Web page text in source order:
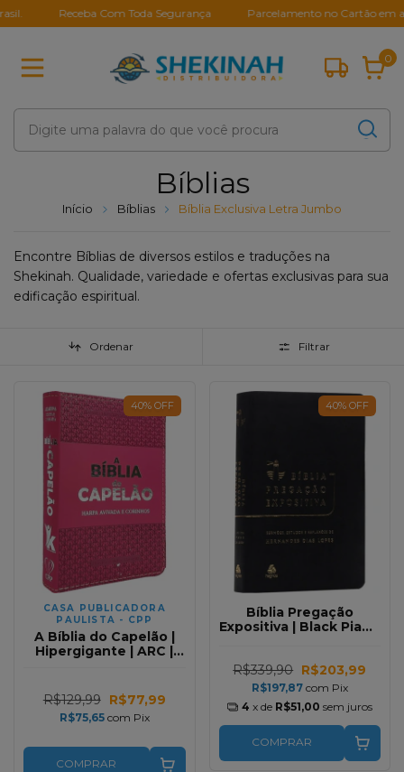
Receba Com Toda Segurança Parcelamento no Cartão em até 10X
0
Bíblias
Início Bíblias Bíblia Exclusiva Letra Jumbo
Encontre Bíblias de diversos estilos e traduções na
Shekinah. Qualidade, variedade e ofertas exclusivas para sua
edificação espiritual.
Ordenar Filtrar
40% OFF
CASA PUBLICADORA
PAULISTA - CPP
A Bíblia do Capelão |
Hipergigante | ARC |
R$129,99 R$77,99
R$75,65 com Pix
COMPRAR
40% OFF
Bíblia Pregação
Expositiva | Black Piano
R$339,90 R$203,99
R$197,87 com Pix
4 x de R$51,00 sem juros
COMPRAR